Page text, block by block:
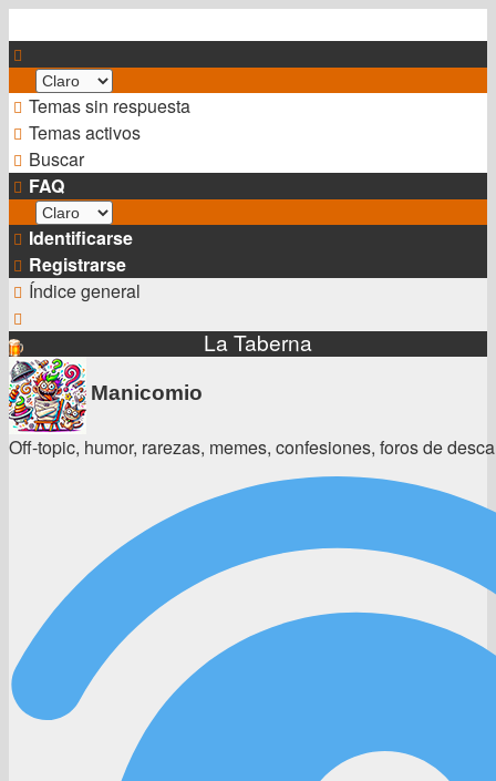
Temas sin respuesta
Temas activos
Buscar
FAQ
Identificarse
Registrarse
Índice general
La Taberna
Manicomio
Off-topic, humor, rarezas, memes, confesiones, foros de